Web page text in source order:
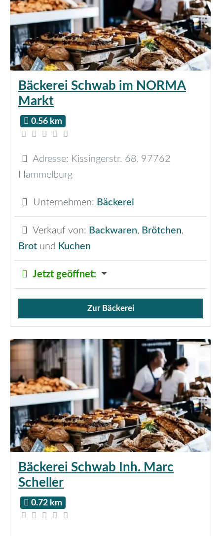
Bäckerei Schwab im NORMA
Markt
0.56 km
Adresse: Kissingerstr. 68, 97762
Hammelburg
Unternehmen: Bäckerei
Verkauf von: Backwaren, Brötchen,
Brot und Kuchen
Jetzt geöffnet:
Verkauf von Brötchen,
Zur Bäckerei
Bäckerei Schwab Inh. Marc
Scheller
0.72 km